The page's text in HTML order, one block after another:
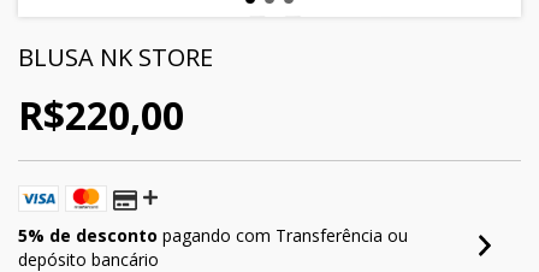
BLUSA NK STORE
R$220,00
5% de desconto pagando com Transferência ou
depósito bancário